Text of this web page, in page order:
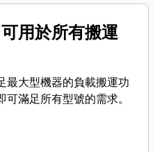
用於所有搬運
最大型機器的負載搬運功
滿足所有型號的需求。